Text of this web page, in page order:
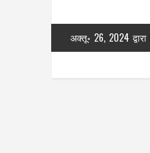
अक्तू॰ 26, 2024 द्वारा